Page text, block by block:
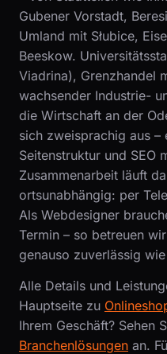
Gubener Vorstadt,
Umland mit Słubice,
Beeskow.
Viadrina), Grenzhandel
wachsender Industrie-
die Wirtschaft an der
sich zweisprachig aus –
Seitenstruktur und SEO
Zusammenarbeit läuft
ortsunabhängig: per
Als Webdesigner
Termin – so betreuen
genauso zuverlässig
Alle Details und
Hauptseite zu
Ihrem Geschäft? Sehen
Branchenlösungen an.